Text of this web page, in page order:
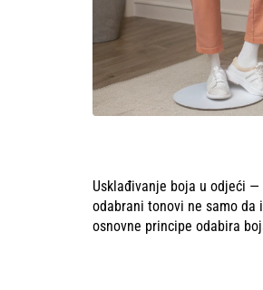
Usklađivanje boja u odjeći
odabrani tonovi ne samo
osnovne principe odabira